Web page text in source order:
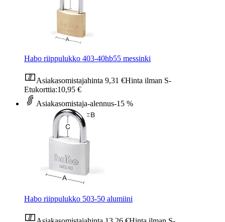
Habo riippulukko 403-40hb55 messinki
Asiakasomistajahinta 9,31 €Hinta ilman S-
Etukorttia:10,95 €
Asiakasomistaja-alennus-15 %
Habo riippulukko 503-50 alumiini